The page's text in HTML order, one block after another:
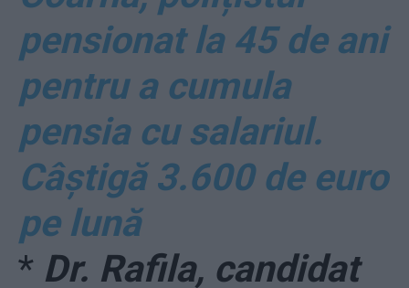
pensionat la 45 de ani
pentru a cumula
pensia cu salariul.
Câștigă 3.600 de euro
pe lună
* Dr. Rafila, candidat